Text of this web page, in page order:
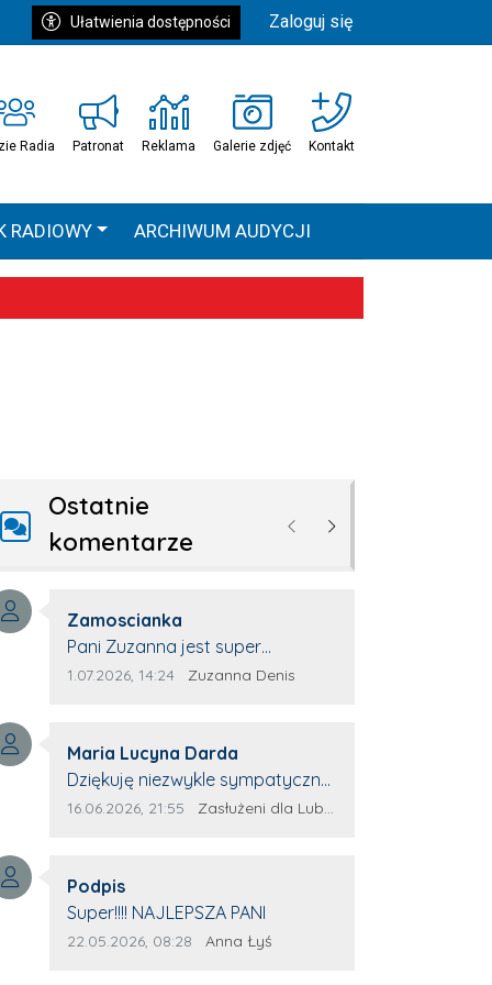
Ułatwienia dostępności Zaloguj się
Radia Patronat Reklama Galerie zdjęć Kontakt
RADIOWY ARCHIWUM AUDYCJI
HEAVEN TOUR
Ostatnie
komentarze
PoprzednieNastępne
Autor komentarza:
Zamoscianka
Treść komentarza:
Pani Zuzanna jest super
specjalistą. Korzystamy z moim
spokojna, cierpliwa.
Data dodania komentarza:
1.07.2026, 14:24 Źródło komentarza:
Zuzanna Denis
Autor komentarza:
Maria Lucyna Darda
Treść komentarza:
Dziękuję niezwykle sympatycznej
Pani redaktor Annie Niderla-
wyrozumiałość dla wyróżnionych
osób, którym trema odbierała
głos.
Data dodania komentarza:
16.06.2026, 21:55 Źródło komentarza:
Zasłużeni dla Lubyczy
Autor komentarza:
Podpis
Treść komentarza:
Super!!!! NAJLEPSZA PANI
Data dodania komentarza:
22.05.2026, 08:28 Źródło komentarza:
Anna Łyś